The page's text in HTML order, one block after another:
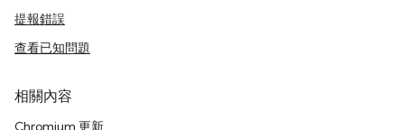
提報錯誤
查看已知問題
相關內容